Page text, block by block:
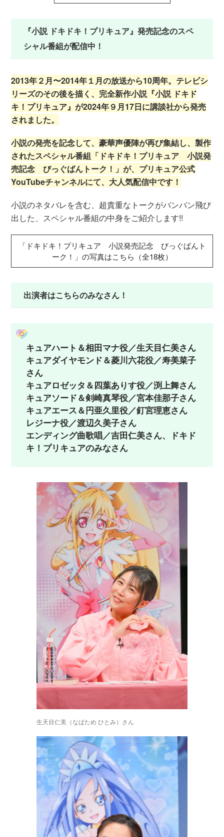
『小説 ドキドキ！プリキュア』発売記念のスペ
シャル番組が配信中！
2013年２月〜2014年１月の放送から10周年。テレビシ
リーズのその後を描く、完全新作小説『小説 ドキド
キ！プリキュア』が2024年９月17日に講談社から発売
されました。
小説の発売を記念して、豪華声優陣が再び集結し、製作
されたスペシャル番組「ドキドキ！プリキュア 小説発
売記念 びっぐばんトーク！」が、プリキュア公式
YouTubeチャンネルにて、大人気配信中です！
小説のネタバレを含む、超貴重なトークがバンバン飛び
出した、スペシャル番組の中身をご紹介します!!
「ドキドキ！プリキュア 小説発売記念 びっぐばんト
ーク！」の写真はこちら（全18枚）
出演者はこちらのみなさん！
キュアハート＆相田マナ役／生天目仁美さん
キュアダイヤモンド＆菱川六花役／寿美菜子
さん
キュアロゼッタ＆四葉ありす役／渕上舞さん
キュアソード＆剣崎真琴役／宮本佳那子さん
キュアエース＆円亜久里役／釘宮理恵さん
レジーナ役／渡辺久美子さん
エンディング曲歌唱／吉田仁美さん、ドキド
キ！プリキュアのみなさん
生天目仁美（なばため ひとみ）さん